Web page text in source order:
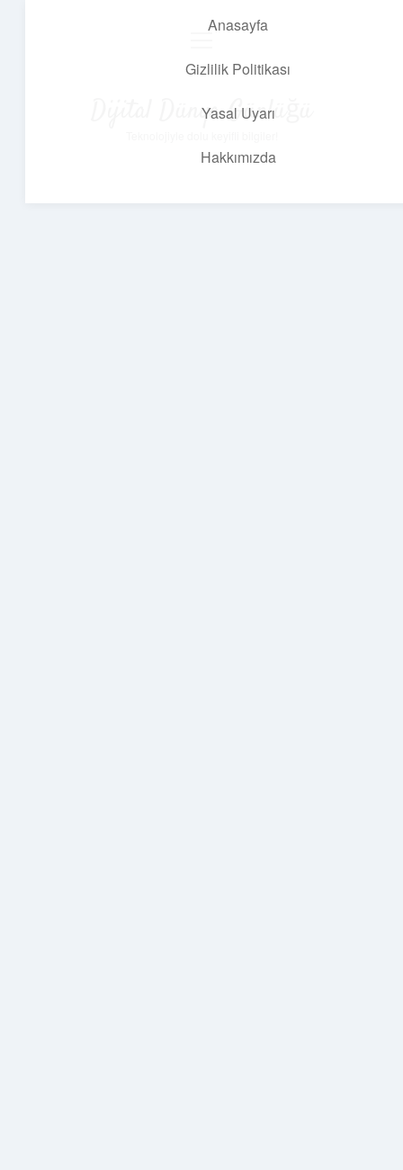
Anasayfa
Gizlilik Politikası
Yasal Uyarı
Hakkımızda
Dijital Dünya Günlüğü